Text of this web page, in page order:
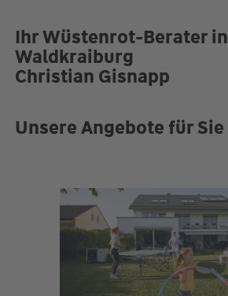
Ihr Wüstenrot-Berater in
Waldkraiburg
Christian Gisnapp
Unsere Angebote für Sie